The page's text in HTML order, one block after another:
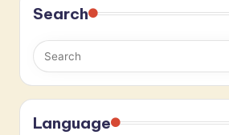
Search
Language